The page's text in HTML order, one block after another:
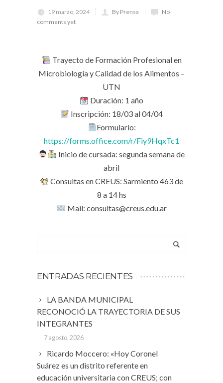
19 marzo, 2024 By Prensa
No
comments yet
Trayecto de Formación Profesional en
Microbiología y Calidad de los Alimentos –
UTN
Duración: 1 año
Inscripción: 18/03 al 04/04
Formulario:
https://forms.office.com/r/Fiy9HqxTc1
Inicio de cursada: segunda semana de
abril
Consultas en CREUS: Sarmiento 463 de
8 a 14 hs
Mail: consultas@creus.edu.ar
ENTRADAS RECIENTES
LA BANDA MUNICIPAL
RECONOCIÓ LA TRAYECTORIA DE SUS
INTEGRANTES
7 agosto, 2026
Ricardo Moccero: «Hoy Coronel
Suárez es un distrito referente en
educación universitaria con CREUS; con